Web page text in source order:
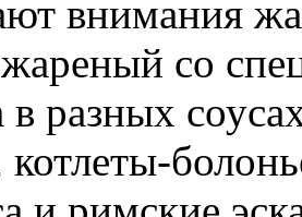
внимания
со
в разных